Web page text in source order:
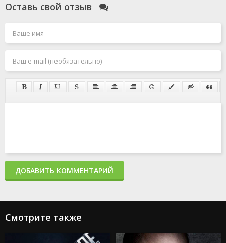
Оставь свой отзыв
ДОБАВИТЬ КОММЕНТАРИЙ
Смотрите также